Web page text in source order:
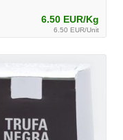
6.50 EUR/Kg
6.50 EUR/Unit